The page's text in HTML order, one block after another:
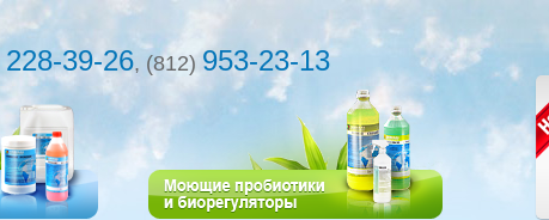
228-39-26, (812) 953-23-13